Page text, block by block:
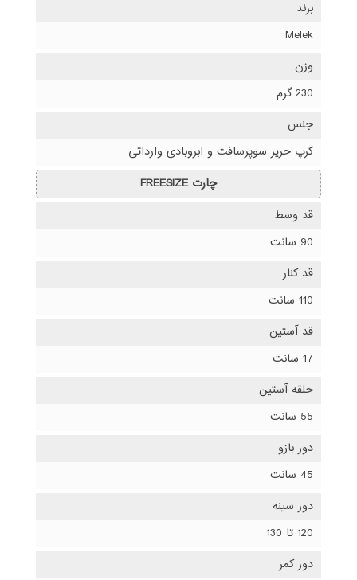
برند
Melek
وزن
230 گرم
جنس
کرپ حریر سوپرسافت و ابروبادی وارداتی
چارت FREESIZE
قد وسط
90 سانت
قد کنار
110 سانت
قد آستین
17 سانت
حلقه آستین
55 سانت
دور بازو
45 سانت
دور سینه
120 تا 130
دور کمر